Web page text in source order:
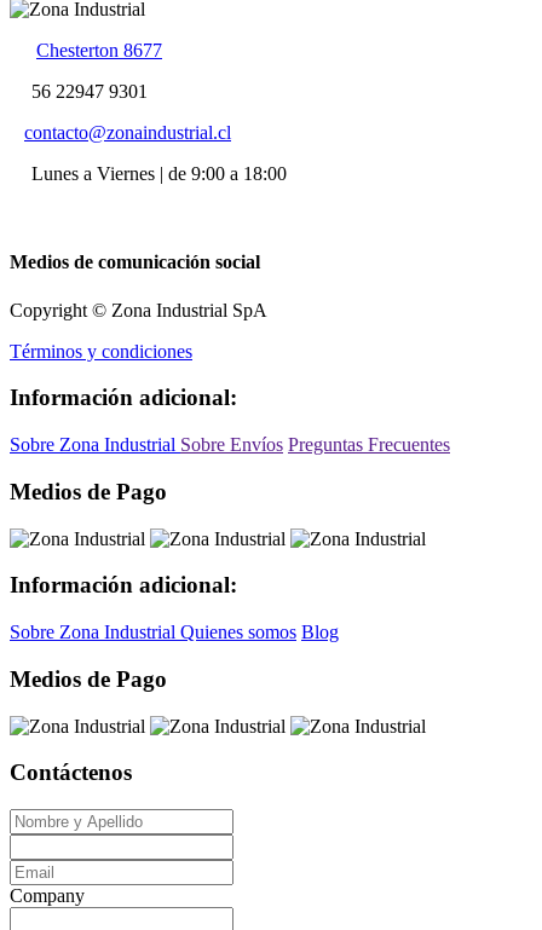
Chesterton 8677
56 22947 9301
contacto@zonaindustrial.cl
Lunes a Viernes | de 9:00 a 18:00
Medios de comunicación social
Copyright © Zona Industrial SpA
Términos y condiciones
Información adicional:
Sobre Zona Industrial Sobre Envíos Preguntas Frecuentes
Medios de Pago
Información adicional:
Sobre Zona Industrial Quienes somos Blog
Medios de Pago
Contáctenos
Company